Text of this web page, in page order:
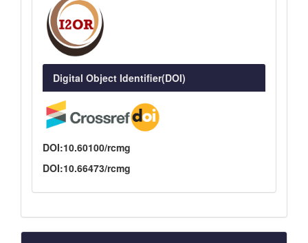
Digital Object Identifier(DOI)
DOI:10.60100/rcmg
DOI:10.66473/rcmg